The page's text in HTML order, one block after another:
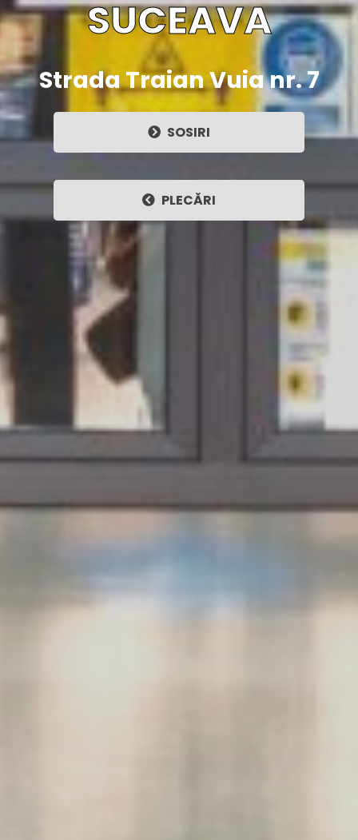
SUCEAVA
Strada Traian Vuia nr. 7
SOSIRI
PLECĂRI